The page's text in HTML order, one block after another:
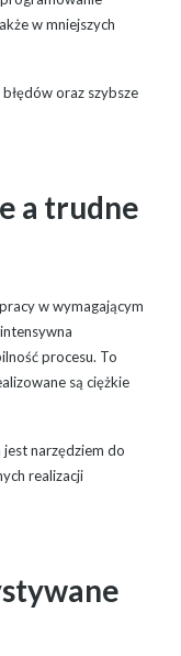
w mniejszych
oraz szybsze
a trudne
w wymagającym
procesu. To
są ciężkie
narzędziem do
realizacji